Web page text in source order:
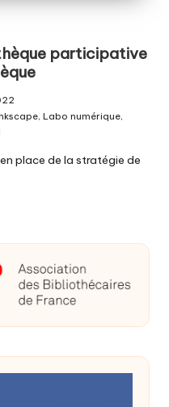
participative
, Labo numérique,
place de la stratégie de